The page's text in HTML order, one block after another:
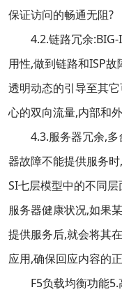
保证访问的畅通无阻?
4.2.链路冗余:BIG-
用性,做到链路和ISP
透明动态的引导至其
心的双向流量,内部和
4.3.服务器冗余,多
器故障不能提供服务
SI七层模型中的不同
服务器健康状况,如果
提供服务后,就会将其
应用,确保回应内容的
F5负载均衡功能5.